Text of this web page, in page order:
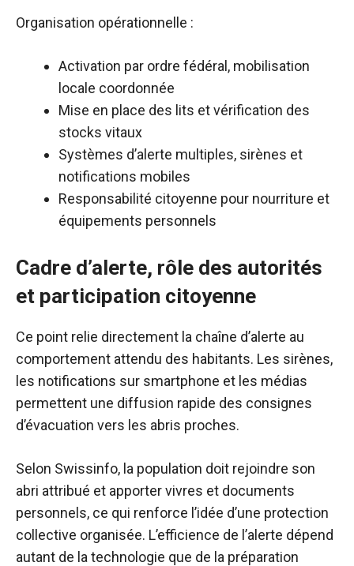
Organisation opérationnelle :
Activation par ordre fédéral, mobilisation
locale coordonnée
Mise en place des lits et vérification des
stocks vitaux
Systèmes d’alerte multiples, sirènes et
notifications mobiles
Responsabilité citoyenne pour nourriture et
équipements personnels
Cadre d’alerte, rôle des autorités
et participation citoyenne
Ce point relie directement la chaîne d’alerte au
comportement attendu des habitants. Les sirènes,
les notifications sur smartphone et les médias
permettent une diffusion rapide des consignes
d’évacuation vers les abris proches.
Selon Swissinfo, la population doit rejoindre son
abri attribué et apporter vivres et documents
personnels, ce qui renforce l’idée d’une protection
collective organisée. L’efficience de l’alerte dépend
autant de la technologie que de la préparation